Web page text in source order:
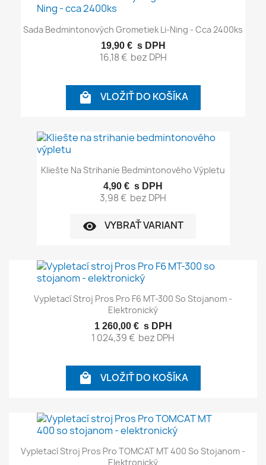
Sada Bedmintonových Grometiek Li-Ning - Cca 2400ks
19,90 € s DPH
16,18 € bez DPH
 VLOŽIŤ DO KOŠÍKA
Kliešte Na Strihanie Bedmintonového Výpletu
4,90 € s DPH
3,98 € bez DPH
visibility VYBRAŤ VARIANT
Vypletací Stroj Pros Pro F6 MT-300 So Stojanom -
Elektronický
1 260,00 € s DPH
1 024,39 € bez DPH
 VLOŽIŤ DO KOŠÍKA
Vypletací Stroj Pros Pro TOMCAT MT 400 So Stojanom -
Elektronický